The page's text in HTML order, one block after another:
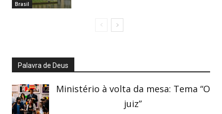
Brasil
Palavra de Deus
Ministério à volta da mesa: Tema “O
juiz”